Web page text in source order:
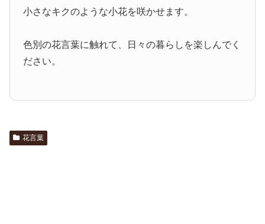
小さなキクのような小花を咲かせます。
色別の花言葉に触れて、日々の暮らしを楽しんでく
ださい。
花言葉